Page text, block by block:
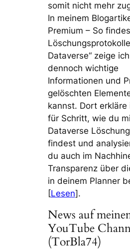
somit nicht mehr
In meinem
Premium – So
Dataverse“ zeige
dennoch wichtige
Informationen und
gelöschten
kannst. Dort erkläre
für Schritt, wie du
Dataverse
findest und
du auch im
Transparenz über
in deinem Planner
[Lesen].
News auf
YouTube
(TorBla74)